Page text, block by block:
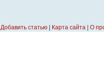
Добавить статью Карта сайта О